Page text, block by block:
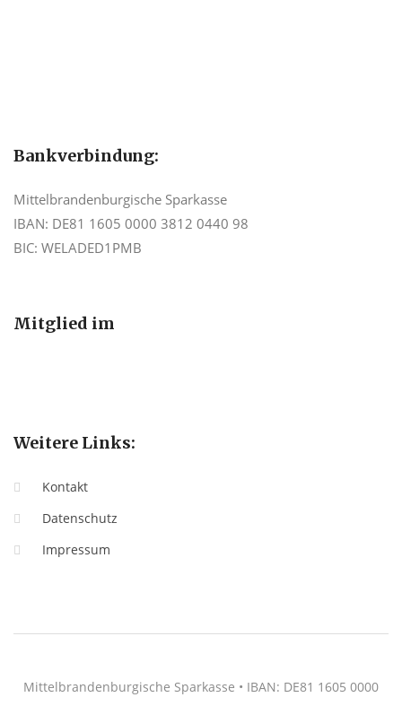
Bankverbindung:
Mittelbrandenburgische Sparkasse
IBAN: DE81 1605 0000 3812 0440 98
BIC: WELADED1PMB
Mitglied im
Weitere Links:
Kontakt
Datenschutz
Impressum
Mittelbrandenburgische Sparkasse • IBAN: DE81 1605 0000